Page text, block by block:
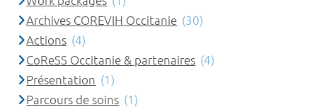
Archives COREVIH Occitanie (30)
Actions (4)
CoReSS Occitanie & partenaires (4)
Présentation (1)
Parcours de soins (1)